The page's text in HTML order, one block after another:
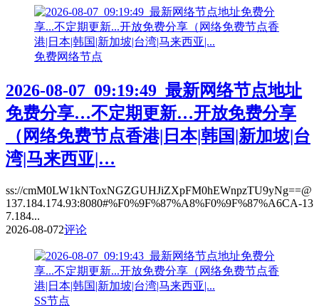
免费网络节点
2026-08-07_09:19:49_最新网络节点地址
免费分享…不定期更新…开放免费分享
（网络免费节点香港|日本|韩国|新加坡|台
湾|马来西亚|…
ss://cmM0LW1kNToxNGZGUHJiZXpFM0hEWnpzTU9yNg==@
137.184.174.93:8080#%F0%9F%87%A8%F0%9F%87%A6CA-13
7.184...
2026-08-072评论
SS节点